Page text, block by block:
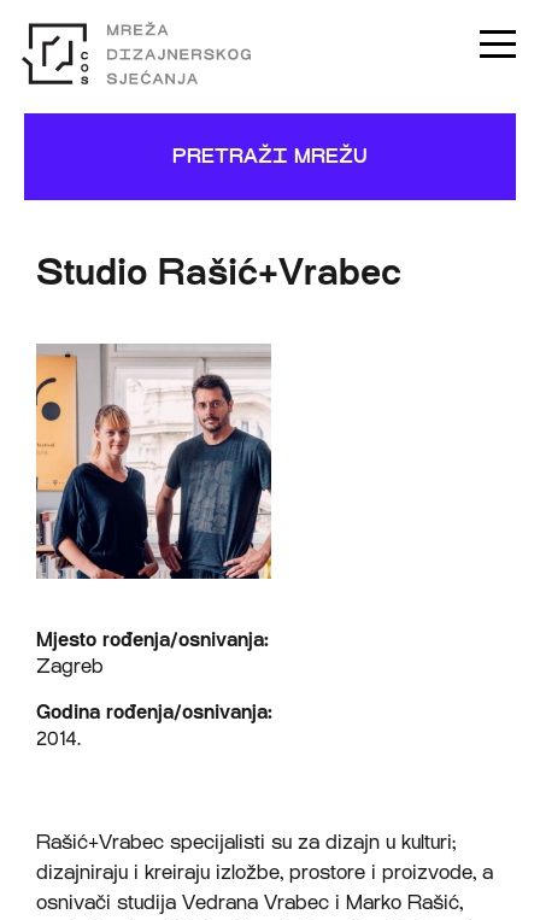
PRETRAŽI MREŽU
Studio Rašić+Vrabec
Rašić+Vrabec specijalisti su za dizajn u kulturi;
dizajniraju i kreiraju izložbe, prostore i proizvode, a
osnivači studija Vedrana Vrabec i Marko Rašić,
Mjesto rođenja/osnivanja:
Zagreb
Godina rođenja/osnivanja:
2014.